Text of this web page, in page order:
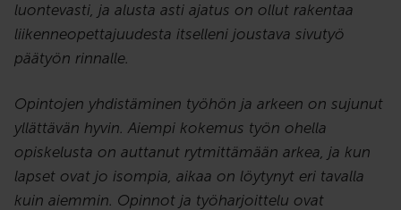
luontevasti, ja alusta asti ajatus on ollut rakentaa
liikenneopettajuudesta itselleni joustava sivutyö
päätyön rinnalle.
Opintojen yhdistäminen työhön ja arkeen on sujunut
yllättävän hyvin. Aiempi kokemus työn ohella
opiskelusta on auttanut rytmittämään arkea, ja kun
lapset ovat jo isompia, aikaa on löytynyt eri tavalla
kuin aiemmin. Opinnot ja työharjoittelu ovat